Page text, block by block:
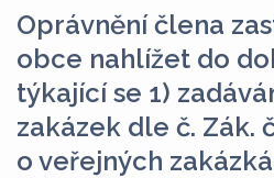
Oprávnění člena
obce nahlížet do
týkající se 1)
zakázek dle č. Zák.
o veřejných